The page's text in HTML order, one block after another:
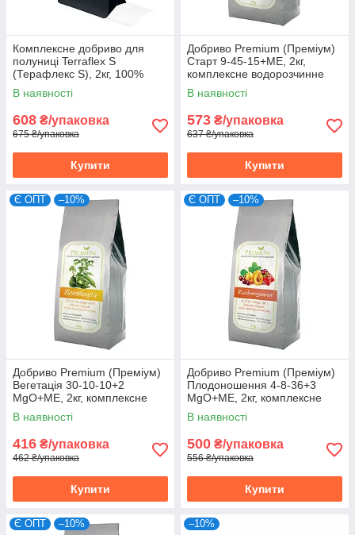
Комплексне добриво для
полуниці Terraflex S
(Терафлекс S), 2кг, 100%
водорозчинне, 14-6-25+3,2
MgO+TE
В наявності
608 ₴/упаковка
675 ₴/упаковка
Купити
Добриво Premium (Преміум)
Старт 9-45-15+МЕ, 2кг,
комплексне водорозчинне
добриво
В наявності
573 ₴/упаковка
637 ₴/упаковка
Купити
Є ОПТ –10%
Добриво Premium (Преміум)
Вегетація 30-10-10+2
MgO+МЕ, 2кг, комплексне
водорозчинне добриво
В наявності
416 ₴/упаковка
462 ₴/упаковка
Купити
Є ОПТ –10%
Добриво Premium (Преміум)
Плодоношення 4-8-36+3
MgO+МЕ, 2кг, комплексне
водорозчинне добриво
В наявності
500 ₴/упаковка
556 ₴/упаковка
Купити
Є ОПТ –10% –10%